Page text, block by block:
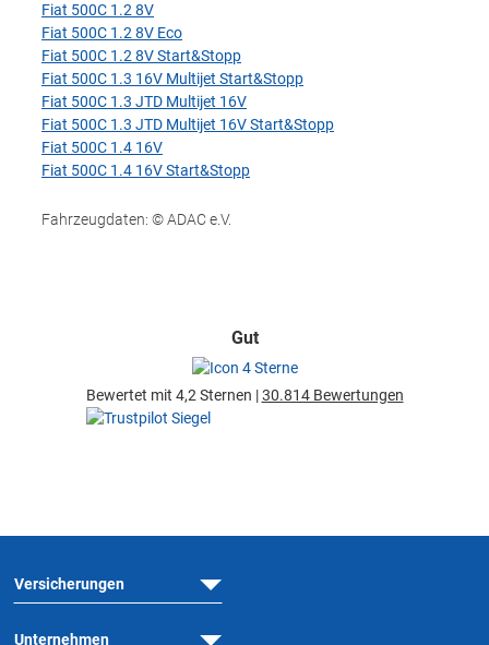
Fiat 500C 1.2 8V
Fiat 500C 1.2 8V Eco
Fiat 500C 1.2 8V Start&Stopp
Fiat 500C 1.3 16V Multijet Start&Stopp
Fiat 500C 1.3 JTD Multijet 16V
Fiat 500C 1.3 JTD Multijet 16V Start&Stopp
Fiat 500C 1.4 16V
Fiat 500C 1.4 16V Start&Stopp
Fahrzeugdaten: © ADAC e.V.
Gut
Bewertet mit 4,2 Sternen |30.814 Bewertungen
Versicherungen
Unternehmen